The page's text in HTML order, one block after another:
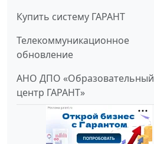
Купить систему ГАРАНТ
Телекоммуникационное
обновление
АНО ДПО «Образовательный
центр ГАРАНТ»